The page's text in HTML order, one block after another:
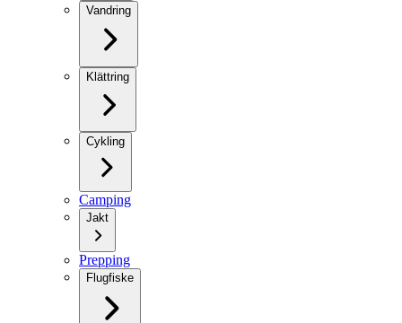
Vandring
Klättring
Cykling
Camping
Jakt
Prepping
Flugfiske